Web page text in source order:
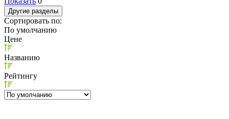
Другие разделы
Сортировать по:
По умолчанию
Цене
Названию
Рейтингу